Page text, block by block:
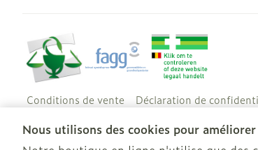
Nous utilisons des cookies pour
Conditions de vente Déclaration de